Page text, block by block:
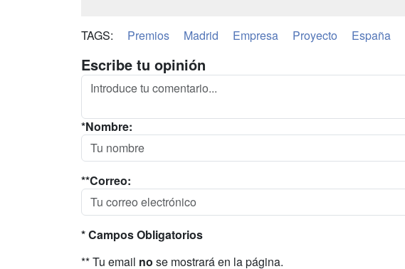
TAGS: Premios Madrid Empresa Proyecto España
Escribe tu opinión
*Nombre:
**Correo:
* Campos Obligatorios
** Tu email no se mostrará en la página.